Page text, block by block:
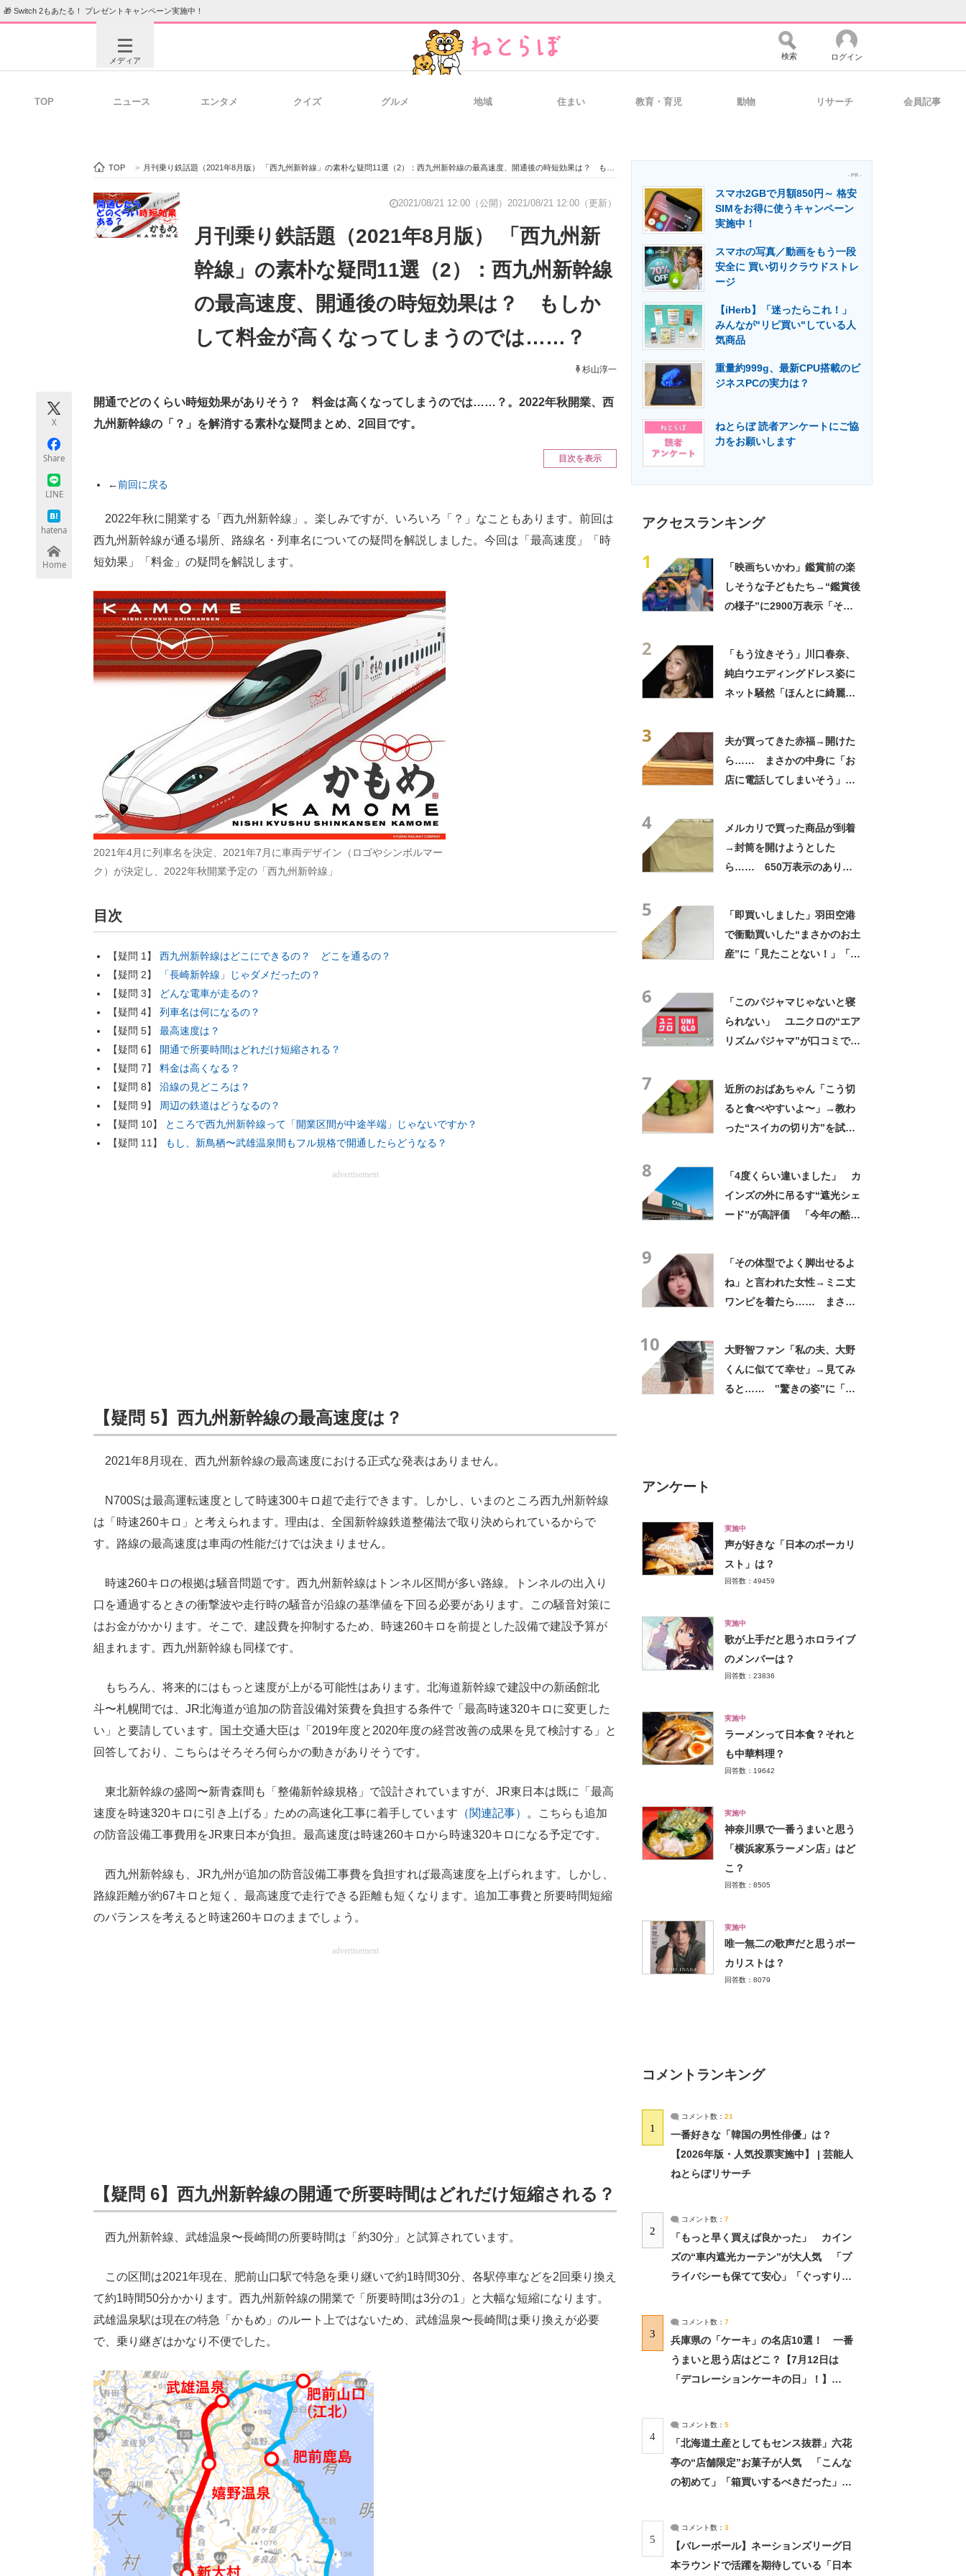
🎁 Switch 2もあたる！ プレゼントキャンペーン実施中！
メディア
ビジネスと働き方のヒント 経営リーダーのコミュニティ マーケ×ITの今がよく分かる
ITエンジニア向け専門サイト 企業向けIT製品の総合サイト IT製品の技術・比較・事例 製造業のIT導入・活用を支援
モノづくり技術者専門サイト エレクトロニクス専門サイト 電子設計の基本と応用 エネルギーの専門メディア 建設×テクノロジーの最前線
ちょっと気になるネットの話題
検索 ログイン
TOP ニュース エンタメ クイズ グルメ 地域 住まい 教育・育児 動物 リサーチ 会員記事
TOP > 月刊乗り鉄話題（2021年8月版） 「西九州新幹線」の素朴な疑問11選（2）：西九州新幹線の最高速度、開通後の時短効果は？ もしかして料金が高くなってしまうのでは……？
2021/08/21 12:00（公開） 2021/08/21 12:00（更新）
月刊乗り鉄話題（2021年8月版） 「西九州新
幹線」の素朴な疑問11選（2）：西九州新幹線
の最高速度、開通後の時短効果は？ もしか
して料金が高くなってしまうのでは……？
杉山淳一
X
Share
LINE
hatena
Home
開通でどのくらい時短効果がありそう？ 料金は高くなってしまうのでは……？。2022年秋開業、西
九州新幹線の「？」を解消する素朴な疑問まとめ、2回目です。
目次を表示
←前回に戻る
2022年秋に開業する「西九州新幹線」。楽しみですが、いろいろ「？」なこともあります。前回は
西九州新幹線が通る場所、路線名・列車名についての疑問を解説しました。今回は「最高速度」「時
短効果」「料金」の疑問を解説します。
2021年4月に列車名を決定、2021年7月に車両デザイン（ロゴやシンボルマー
ク）が決定し、2022年秋開業予定の「西九州新幹線」
目次
【疑問 1】 西九州新幹線はどこにできるの？ どこを通るの？
【疑問 2】
「長崎新幹線」じゃダメだったの？
【疑問 3】
どんな電車が走るの？
【疑問 4】 列車名は何になるの？
【疑問 5】 最高速度は？
【疑問 6】 開通で所要時間はどれだけ短縮される？
【疑問 7】 料金は高くなる？
【疑問 8】 沿線の見どころは？
【疑問 9】
周辺の鉄道はどうなるの？
【疑問 10】
ところで西九州新幹線って「開業区間が中途半端」じゃないですか？
【疑問 11】
もし、新鳥栖〜武雄温泉間もフル規格で開通したらどうなる？
advertisement
【疑問 5】西九州新幹線の最高速度は？
2021年8月現在、西九州新幹線の最高速度における正式な発表はありません。
N700Sは最高運転速度として時速300キロ超で走行できます。しかし、いまのところ西九州新幹線
は「時速260キロ」と考えられます。理由は、全国新幹線鉄道整備法で取り決められているからで
す。路線の最高速度は車両の性能だけでは決まりません。
時速260キロの根拠は騒音問題です。西九州新幹線はトンネル区間が多い路線。トンネルの出入り
口を通過するときの衝撃波や走行時の騒音が沿線の基準値を下回る必要があります。この騒音対策に
はお金がかかります。そこで、建設費を抑制するため、時速260キロを前提とした設備で建設予算が
組まれます。西九州新幹線も同様です。
もちろん、将来的にはもっと速度が上がる可能性はあります。北海道新幹線で建設中の新函館北
斗〜札幌間では、JR北海道が追加の防音設備対策費を負担する条件で「最高時速320キロに変更した
い」と要請しています。国土交通大臣は「2019年度と2020年度の経営改善の成果を見て検討する」と
回答しており、こちらはそろそろ何らかの動きがありそうです。
東北新幹線の盛岡〜新青森間も「整備新幹線規格」で設計されていますが、JR東日本は既に「最高
速度を時速320キロに引き上げる」ための高速化工事に着手しています （関連記事）
。こちらも追加
の防音設備工事費用をJR東日本が負担。最高速度は時速260キロから時速320キロになる予定です。
西九州新幹線も、JR九州が追加の防音設備工事費を負担すれば最高速度を上げられます。しかし、
路線距離が約67キロと短く、最高速度で走行できる距離も短くなります。追加工事費と所要時間短縮
のバランスを考えると時速260キロのままでしょう。
advertisement
【疑問 6】西九州新幹線の開通で所要時間はどれだけ短縮される？
西九州新幹線、武雄温泉〜長崎間の所要時間は「約30分」と試算されています。
この区間は2021年現在、肥前山口駅で特急を乗り継いで約1時間30分、各駅停車などを2回乗り換え
て約1時間50分かかります。西九州新幹線の開業で「所要時間は3分の1」と大幅な短縮になります。
武雄温泉駅は現在の特急「かもめ」のルート上ではないため、武雄温泉〜長崎間は乗り換えが必要
で、乗り継ぎはかなり不便でした。
- PR -
スマホ2GBで月額850円～ 格安
SIMをお得に使うキャンペーン
実施中！
スマホの写真／動画をもう一段
安全に 買い切りクラウドストレ
ージ
【iHerb】「迷ったらこれ！」
みんなが"リピ買い"している人
気商品
重量約999g、最新CPU搭載のビ
ジネスPCの実力は？
ねとらぼ 読者アンケートにご協
力をお願いします
アクセスランキング
1
「映画ちいかわ」鑑賞前の楽
しそうな子どもたち→“鑑賞後
の様子”に2900万表示「そう
2
「もう泣きそう」川口春奈、
純白ウエディングドレス姿に
ネット騒然「ほんとに綺麗」
3
夫が買ってきた赤福→開けた
ら…… まさかの中身に「お
店に電話してしまいそう」
4
メルカリで買った商品が到着
→封筒を開けようとした
ら…… 650万表示のありえ
5
「即買いしました」羽田空港
で衝動買いした“まさかのお土
産”に「見たことない！」「み
6
「このパジャマじゃないと寝
られない」 ユニクロの“エア
リズムパジャマ”が口コミで好
7
近所のおばあちゃん「こう切
ると食べやすいよ〜」→教わ
った“スイカの切り方”を試し
8
「4度くらい違いました」 カ
インズの外に吊るす“遮光シェ
ード”が高評価 「今年の酷暑
9
「その体型でよく脚出せるよ
ね」と言われた女性→ミニ丈
ワンピを着たら…… まさか
10
大野智ファン「私の夫、大野
くんに似てて幸せ」→見てみ
ると…… ‟驚きの姿”に「最
アンケート
実施中
声が好きな「日本のボーカリ
スト」は？
回答数：49459
実施中
歌が上手だと思うホロライブ
のメンバーは？
回答数：23836
実施中
ラーメンって日本食？それと
も中華料理？
回答数：19642
実施中
神奈川県で一番うまいと思う
「横浜家系ラーメン店」はど
こ？
回答数：8505
実施中
唯一無二の歌声だと思うボー
カリストは？
回答数：8079
コメントランキング
1
コメント数： 21
一番好きな「韓国の男性俳優」は？
【2026年版・人気投票実施中】 | 芸能人
ねとらぼリサーチ
2
コメント数： 7
「もっと早く買えば良かった」 カイン
ズの“車内遮光カーテン”が大人気 「プ
ライバシーも保てて安心」「ぐっすり眠
3
コメント数： 7
兵庫県の「ケーキ」の名店10選！ 一番
うまいと思う店はどこ？【7月12日は
「デコレーションケーキの日」！】
4
コメント数： 5
「北海道土産としてもセンス抜群」六花
亭の“店舗限定”お菓子が人気 「こんな
の初めて」「箱買いするべきだった」
5
コメント数： 3
【バレーボール】ネーションズリーグ日
本ラウンドで活躍を期待している「日本